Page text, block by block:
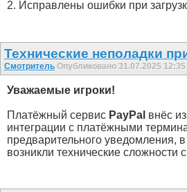
2. Исправлены ошибки при
Технические неполадки
Смотритель Опубликовано 31.07.2025 12:35
Уважаемые игроки!
Платёжный сервис PayPal внёс
интеграции с платёжными
предварительного уведомления, в
возникли технические сложности